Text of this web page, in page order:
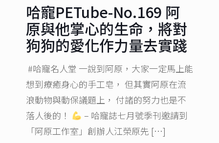
哈寵PETube-No.169 阿
原與他掌心的生命，將對
狗狗的愛化作力量去實踐
#哈寵名人堂 一說到阿原，大家一定馬上能
想到療癒身心的手工皂， 但其實阿原在流
浪動物與動保議題上， 付諸的努力也是不
落人後的！
– 哈寵誌七月號季刊邀請到
「阿原工作室」創辦人江榮原先 […]